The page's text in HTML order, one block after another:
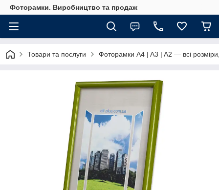
Фоторамки. Виробництво та продаж
Товари та послуги Фоторамки A4 | A3 | A2 — всі